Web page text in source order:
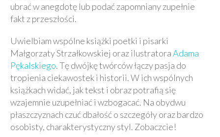
ubrać w anegdotę lub podać zapomniany zupełnie
fakt z przeszłości.
Uwielbiam wspólne książki poetki i pisarki
Małgorzaty Strzałkowskiej oraz ilustratoraAdama
Pękalskiego. Tę dwójkę twórców łączy pasja do
tropienia ciekawostek i historii. W ich wspólnych
książkach widać, jak tekst i obraz potrafią się
wzajemnie uzupełniać i wzbogacać. Na obydwu
płaszczyznach czuć dbałość o szczegóły oraz bardzo
osobisty, charakterystyczny styl. Zobaczcie!